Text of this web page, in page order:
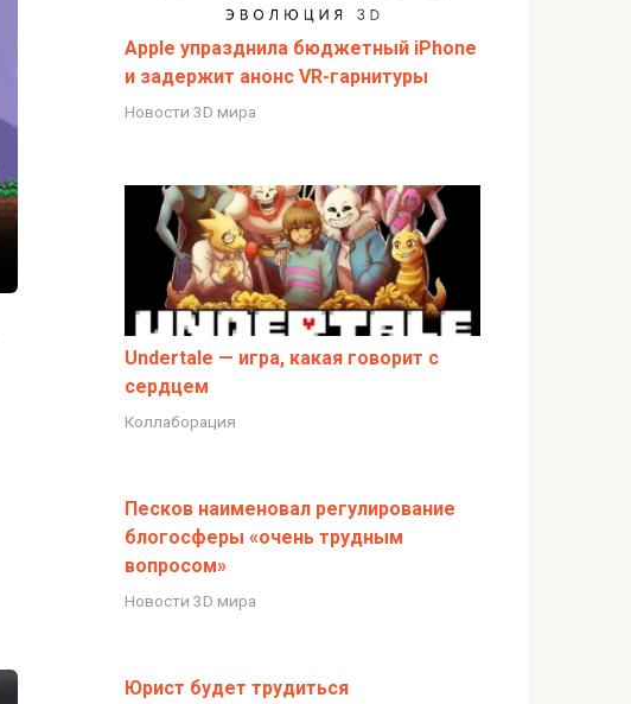
Apple упразднила бюджетный iPhone
и задержит анонс VR-гарнитуры
Новости 3D мира
Undertale — игра, какая говорит с
сердцем
Коллаборация
Песков наименовал регулирование
блогосферы «очень трудным
вопросом»
Новости 3D мира
Юрист будет трудиться